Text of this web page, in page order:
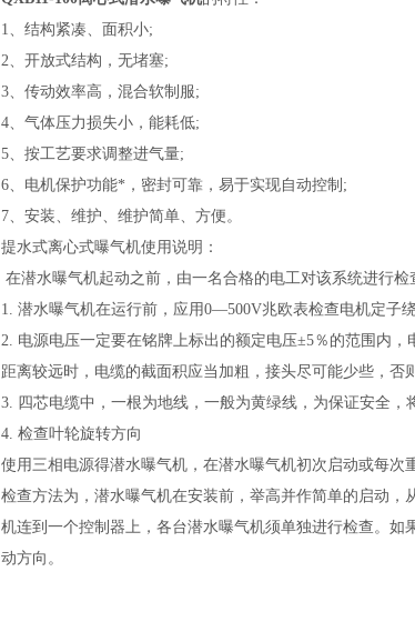
1、结构紧凑、面积小;
2、开放式结构，无堵塞;
3、传动效率高，混合软制服;
4、气体压力损失小，能耗低;
5、按工艺要求调整进气量;
6、电机保护功能*，密封可靠，易于实现自动控制 ;
7、安装、维护、维护简单、方便。
提水式离心式曝气机使用说明：
在潜水曝气机起动之前，由一名合格的电工对该系统进行
1. 潜水曝气机在运行前，应用0—500V兆欧表检查电机定子
2. 电源电压一定要在铭牌上标出的额定电压±5％的范围内，
距离较远时，电缆的截面积应当加粗，接头尽可能少些，否
3. 四芯电缆中， 一根为地线，一般为黄绿线，为保证安全，
4. 检查叶轮旋转方向
使用三相电源得潜水曝气机，在潜水曝气机初次启动或每次
检查方法为，潜水曝气机在安装前，举高并作简单的启动
机连到一个控制器上，各台潜水曝气机须单独进行检查。
动方向。